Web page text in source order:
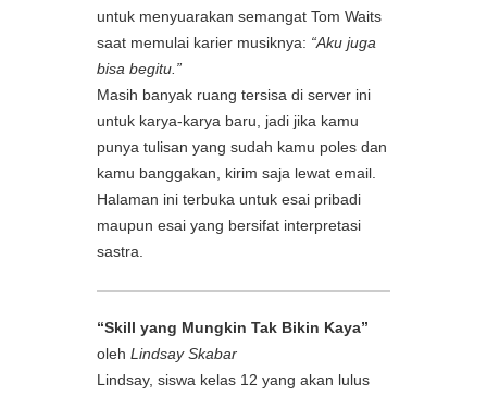
untuk menyuarakan semangat Tom Waits
saat memulai karier musiknya: “Aku juga
bisa begitu.”
Masih banyak ruang tersisa di server ini
untuk karya-karya baru, jadi jika kamu
punya tulisan yang sudah kamu poles dan
kamu banggakan, kirim saja lewat email.
Halaman ini terbuka untuk esai pribadi
maupun esai yang bersifat interpretasi
sastra.
“Skill yang Mungkin Tak Bikin Kaya”
oleh Lindsay Skabar
Lindsay, siswa kelas 12 yang akan lulus